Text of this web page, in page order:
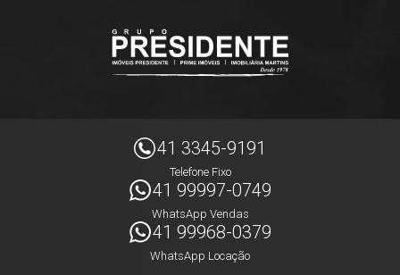
41 3345-9191
Telefone Fixo
41 99997-0749
WhatsApp Vendas
41 99968-0379
WhatsApp Locação